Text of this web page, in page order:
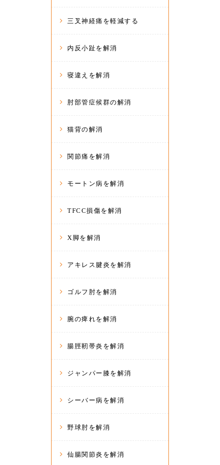
三叉神経痛を軽減する
内反小趾を解消
寝違えを解消
肘部管症候群の解消
猫背の解消
関節痛を解消
モートン病を解消
TFCC損傷を解消
X脚を解消
アキレス腱炎を解消
ゴルフ肘を解消
腕の痺れを解消
腸脛靭帯炎を解消
ジャンパー膝を解消
シーバー病を解消
野球肘を解消
仙腸関節炎を解消